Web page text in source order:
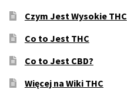
Czym Jest Wysokie THC
Co to Jest THC
Co to Jest CBD?
Więcej na Wiki THC